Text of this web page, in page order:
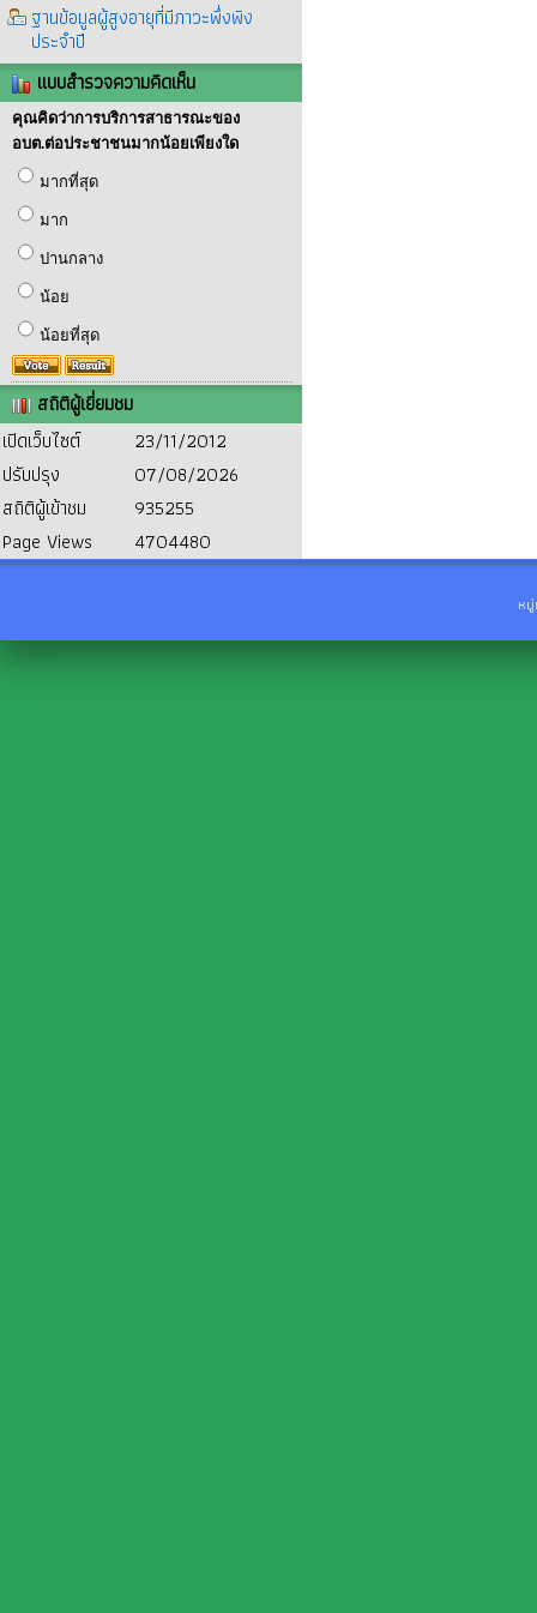
ฐานข้อมูลผู้สูงอายุที่มีภาวะพึ่งพิง
ประจำปี
แบบสำรวจความคิดเห็น
คุณคิดว่าการบริการสาธารณะของ
อบต.ต่อประชาชนมากน้อยเพียงใด
มากที่สุด
มาก
ปานกลาง
น้อย
น้อยที่สุด
สถิติผู้เยี่ยมชม
เปิดเว็บไซต์
23/11/2012
ปรับปรุง
07/08/2026
สถิติผู้เข้าชม
935255
Page Views
4704480
ห